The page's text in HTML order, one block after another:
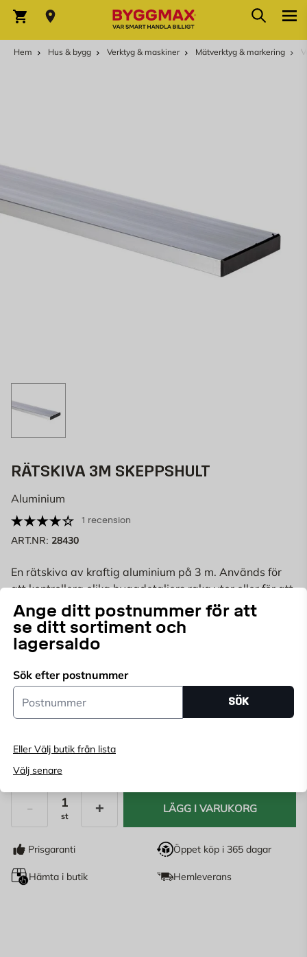
Ange ditt postnummer för att
se ditt sortiment och
lagersaldo
Sök efter postnummer
Postnummer
SÖK
Eller Välj butik från lista
Välj senare
Varukorg Sök
Hem Hus & bygg Verktyg & maskiner Mätverktyg & markering
RÄTSKIVA 3M SKEPPSHULT
Aluminium
1 recension
ART.NR: 28430
En rätskiva av kraftig aluminium på 3 m. Används för
att kontrollera olika byggdetaljers raka ytor eller för att
rita ut raka linjer.
Läs mer
Välj butik
Köp online, boka leverans i kassan
Angepostnummerför att se lagerstatus
549 KR
st
LÄGG I VARUKORG
Prisgaranti Öppet köp i 365 dagar
Hämta i butik Hemleverans